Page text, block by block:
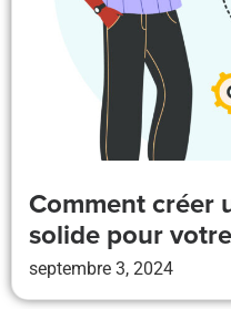
Comment créer
solide pour
septembre 3, 2024